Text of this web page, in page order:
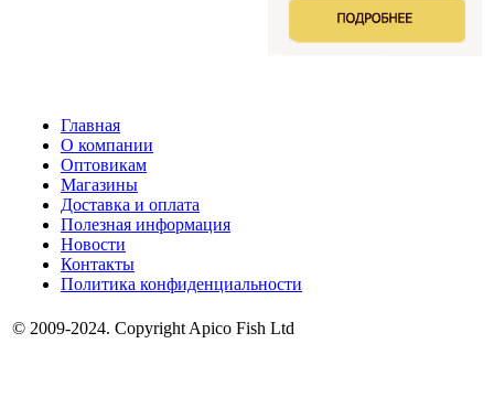
Главная
О компании
Оптовикам
Магазины
Доставка и оплата
Полезная информация
Новости
Контакты
Политика конфиденциальности
© 2009-2024. Copyright Apico Fish Ltd